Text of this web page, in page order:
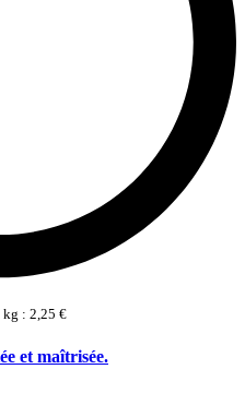
: 2,25 €
et maîtrisée.